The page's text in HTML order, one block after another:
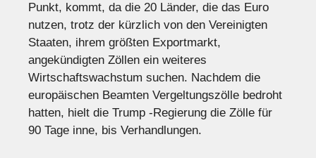
Punkt, kommt, da die 20 Länder, die das Euro
nutzen, trotz der kürzlich von den Vereinigten
Staaten, ihrem größten Exportmarkt,
angekündigten Zöllen ein weiteres
Wirtschaftswachstum suchen. Nachdem die
europäischen Beamten Vergeltungszölle bedroht
hatten, hielt die Trump -Regierung die Zölle für
90 Tage inne, bis Verhandlungen.